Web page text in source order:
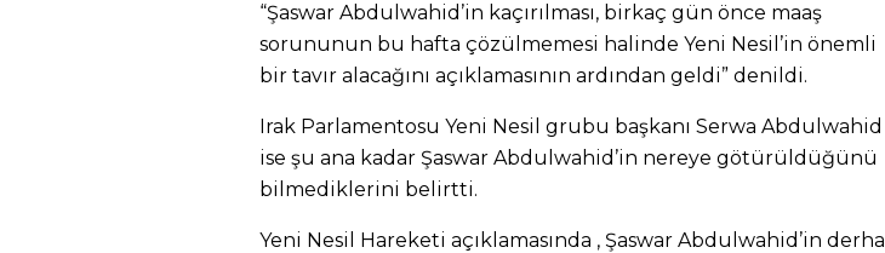
“Şaswar Abdulwahid’in kaçırılması, birkaç gün önce maaş
sorununun bu hafta çözülmemesi halinde Yeni Nesil’in önemli
bir tavır alacağını açıklamasının ardından geldi” denildi.
Irak Parlamentosu Yeni Nesil grubu başkanı Serwa Abdulwahid
ise şu ana kadar Şaswar Abdulwahid’in nereye götürüldüğünü
bilmediklerini belirtti.
Yeni Nesil Hareketi açıklamasında , Şaswar Abdulwahid’in derhal